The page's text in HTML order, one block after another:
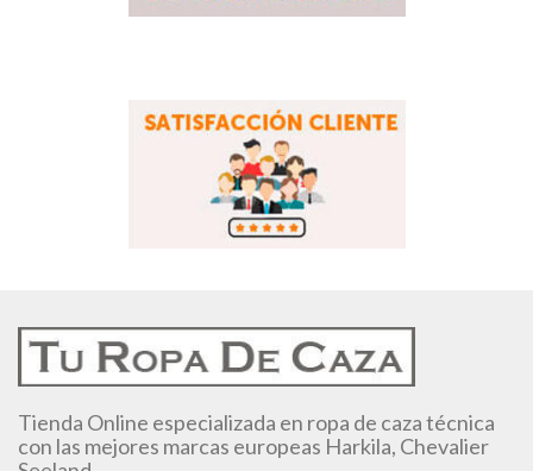
Tienda Online especializada en ropa de caza técnica
con las mejores marcas europeas Harkila, Chevalier